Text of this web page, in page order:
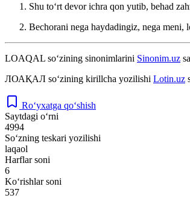
Shu toʻrt devor ichra qon yutib, behad
Bechorani nega haydadingiz, nega
LOAQAL so‘zining sinonimlarini Sinonim.uz
ЛОАҚАЛ so‘zining kirillcha yozilishi Lotin.uz
Ro‘yxatga qo‘shish
Saytdagi o‘rni
4994
So‘zning teskari yozilishi
laqaol
Harflar soni
6
Ko‘rishlar soni
537